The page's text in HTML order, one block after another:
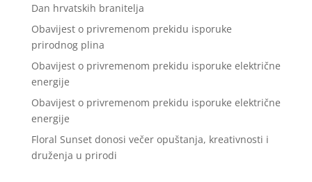
Dan hrvatskih branitelja
Obavijest o privremenom prekidu isporuke
prirodnog plina
Obavijest o privremenom prekidu isporuke električne
energije
Obavijest o privremenom prekidu isporuke električne
energije
Floral Sunset donosi večer opuštanja, kreativnosti i
druženja u prirodi